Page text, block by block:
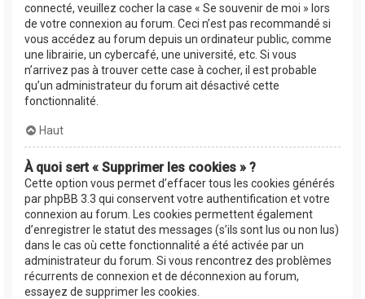
connecté, veuillez cocher la case « Se souvenir de moi » lors
de votre connexion au forum. Ceci n’est pas recommandé si
vous accédez au forum depuis un ordinateur public, comme
une librairie, un cybercafé, une université, etc. Si vous
n’arrivez pas à trouver cette case à cocher, il est probable
qu’un administrateur du forum ait désactivé cette
fonctionnalité.
Haut
À quoi sert « Supprimer les cookies » ?
Cette option vous permet d’effacer tous les cookies générés
par phpBB 3.3 qui conservent votre authentification et votre
connexion au forum. Les cookies permettent également
d’enregistrer le statut des messages (s’ils sont lus ou non lus)
dans le cas où cette fonctionnalité a été activée par un
administrateur du forum. Si vous rencontrez des problèmes
récurrents de connexion et de déconnexion au forum,
essayez de supprimer les cookies.